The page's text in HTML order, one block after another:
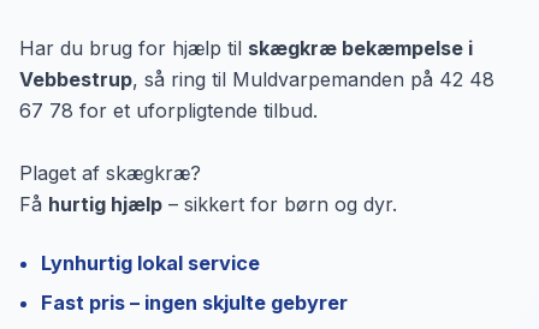
Har du brug for hjælp til skægkræ bekæmpelse i
Vebbestrup, så ring til Muldvarpemanden på 42 48
67 78 for et uforpligtende tilbud.
Plaget af skægkræ?
Få hurtig hjælp – sikkert for børn og dyr.
Lynhurtig lokal service
Fast pris – ingen skjulte gebyrer